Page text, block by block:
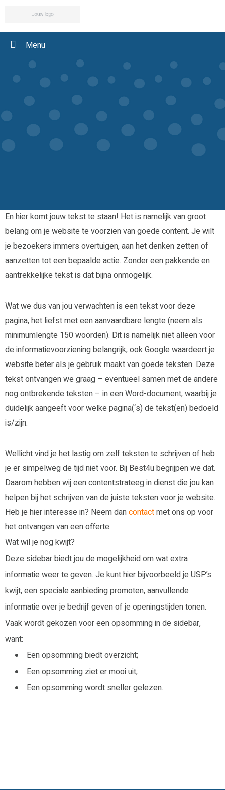
Menu
En hier komt jouw tekst te staan! Het is namelijk van groot
belang om je website te voorzien van goede content. Je wilt
je bezoekers immers overtuigen, aan het denken zetten of
aanzetten tot een bepaalde actie. Zonder een pakkende en
aantrekkelijke tekst is dat bijna onmogelijk.
Wat we dus van jou verwachten is een tekst voor deze
pagina, het liefst met een aanvaardbare lengte (neem als
minimumlengte 150 woorden). Dit is namelijk niet alleen voor
de informatievoorziening belangrijk; ook Google waardeert je
website beter als je gebruik maakt van goede teksten. Deze
tekst ontvangen we graag – eventueel samen met de andere
nog ontbrekende teksten – in een Word-document, waarbij je
duidelijk aangeeft voor welke pagina(‘s) de tekst(en) bedoeld
is/zijn.
Wellicht vind je het lastig om zelf teksten te schrijven of heb
je er simpelweg de tijd niet voor. Bij Best4u begrijpen we dat.
Daarom hebben wij een contentstrateeg in dienst die jou kan
helpen bij het schrijven van de juiste teksten voor je website.
Heb je hier interesse in? Neem dancontactmet ons op voor
het ontvangen van een offerte.
Wat wil je nog kwijt?
Deze sidebar biedt jou de mogelijkheid om wat extra
informatie weer te geven. Je kunt hier bijvoorbeeld je USP’s
kwijt, een speciale aanbieding promoten, aanvullende
informatie over je bedrijf geven of je openingstijden tonen.
Vaak wordt gekozen voor een opsomming in de sidebar,
want:
Een opsomming biedt overzicht;
Een opsomming ziet er mooi uit;
Een opsomming wordt sneller gelezen.